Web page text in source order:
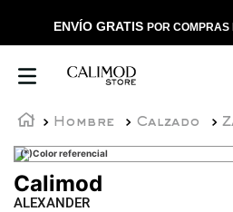
ENVÍO GRATIS POR COMPRAS
Hombre Calzado
(*)Color referencial
Calimod
ALEXANDER